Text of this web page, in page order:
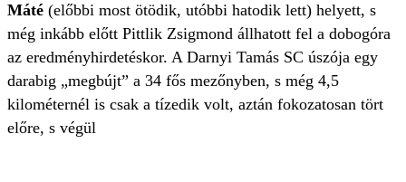
Máté (előbbi most ötödik, utóbbi hatodik lett) helyett, s
még inkább előtt Pittlik Zsigmond állhatott fel a dobogóra
az eredményhirdetéskor. A Darnyi Tamás SC úszója egy
darabig „megbújt” a 34 fős mezőnyben, s még 4,5
kilométernél is csak a tízedik volt, aztán fokozatosan tört
előre, s végül